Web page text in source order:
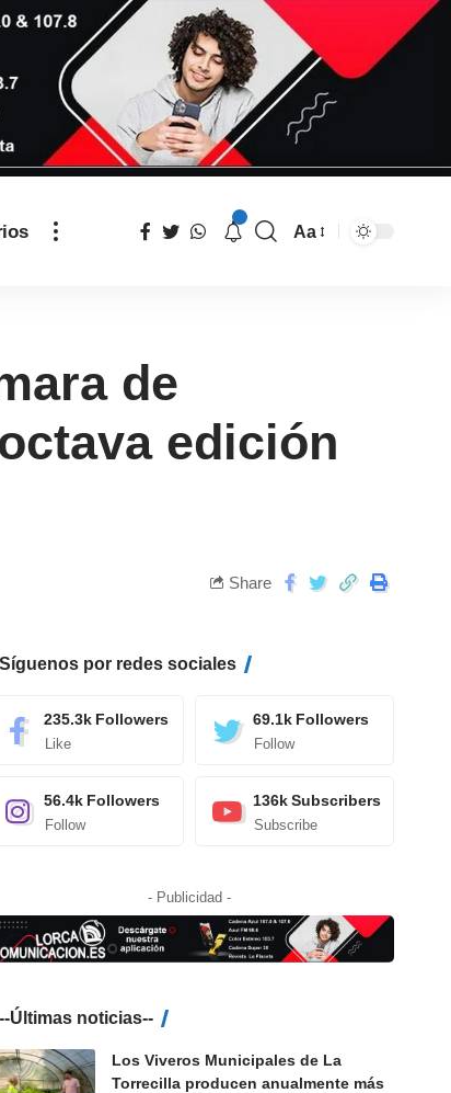
Aa
de
edición
Share
Síguenos por redes sociales
235.3k Followers
Like
69.1k Followers
Follow
56.4k Followers
Follow
136k Subscribers
Subscribe
- Publicidad -
--Últimas noticias--
Los Viveros Municipales de La
Torrecilla producen anualmente más